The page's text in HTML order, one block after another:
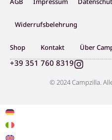
Widerrufsbelehrung
Shop Kontakt Über
© 2024 Campzilla.
+39 351 760 8319 I
s